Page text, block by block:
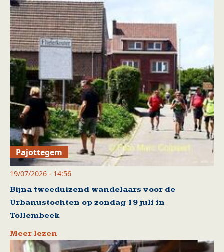
Pajottegem
19/07/2026 - 14:56
Bijna tweeduizend wandelaars voor de
Urbanustochten op zondag 19 juli in
Tollembeek
Meer lezen